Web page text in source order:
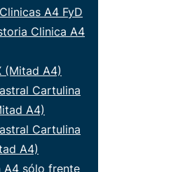
A4 FyD
Clinica A4
(Mitad A4)
Cartulina
A4)
Cartulina
A4)
A4 sólo frente